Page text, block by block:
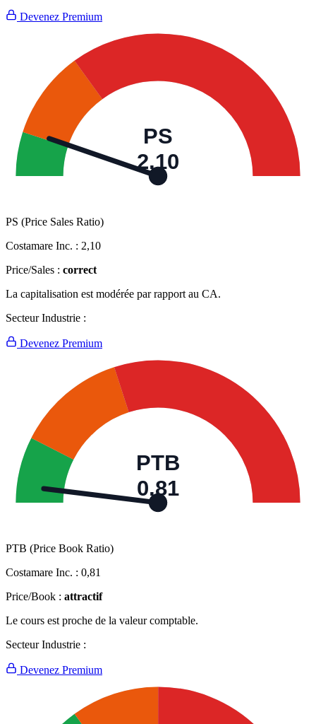
Devenez Premium
PS
2,10
PS (Price Sales Ratio)
Costamare Inc. : 2,10
Price/Sales : correct
La capitalisation est modérée par rapport au CA.
Secteur Industrie :
Devenez Premium
PTB
0,81
PTB (Price Book Ratio)
Costamare Inc. : 0,81
Price/Book : attractif
Le cours est proche de la valeur comptable.
Secteur Industrie :
Devenez Premium